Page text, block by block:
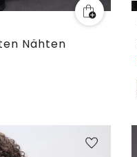
Nähten